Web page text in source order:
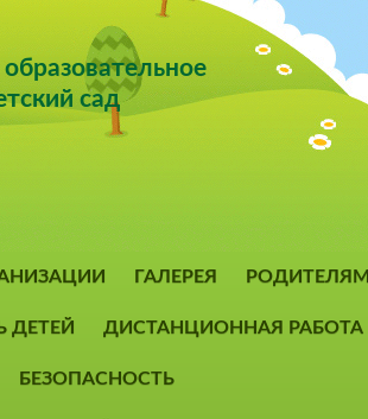
сад
ГАЛЕРЕЯ РОДИТЕЛЯМ
ДЕТЕЙ ДИСТАНЦИОННАЯ РАБОТА
БЕЗОПАСНОСТЬ